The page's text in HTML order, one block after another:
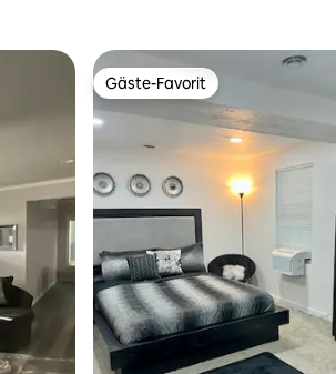
Gäste-Favorit
Gäste-Favorit